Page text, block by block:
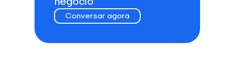
Conversar agora